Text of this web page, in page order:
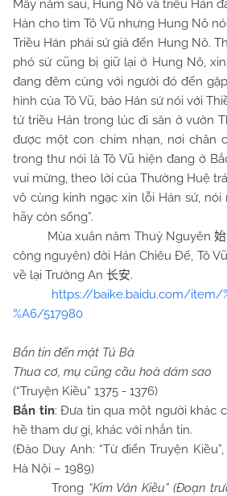
Mấy năm sau, Hung Nô và triều Hán
Hán cho tìm Tô Vũ nhưng Hung Nô
Triều Hán phái sứ giả đến Hung Nô.
phó sứ cũng bị giữ lại ở Hung Nô,
đang đêm cùng với người đó đến
hình của Tô Vũ, bảo Hán sứ nói với
tử triều Hán trong lúc đi săn ở vườn
được một con chim nhạn, nơi chân
trong thư nói là Tô Vũ hiện đang ở
vui mừng, theo lời của Thường Huệ
vô cùng kinh ngạc xin lỗi Hán sứ, nói
hãy còn sống”.
Mùa xuân năm Thuỷ Nguyên
công nguyên) đời Hán Chiêu Đế, Tô
về lại Trường An 长安.
https://baike.baidu.com/item/
%A6/517980
Bắn tin đến mặt Tú Bà
Thua cơ, mụ cũng cầu hoà dám sao
(“Truyện Kiều” 1375 - 1376)
Bắn tin: Đưa tin qua một người khác
hề tham dự gì, khác với nhắn tin.
(Đào Duy Anh: “Từ điển Truyện
Hà Nội – 1989)
Trong “Kim Vân Kiều” (Đoạn